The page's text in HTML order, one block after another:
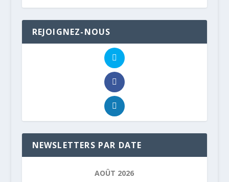
REJOIGNEZ-NOUS
NEWSLETTERS PAR DATE
AOÛT 2026